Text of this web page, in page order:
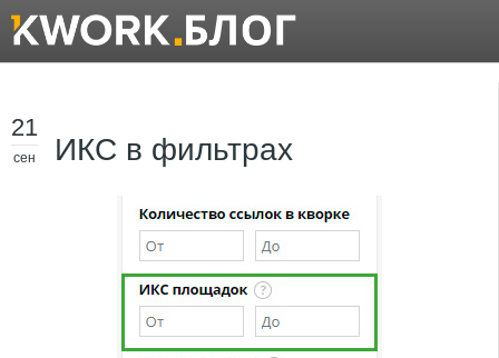
21
сен ИКС в фильтрах